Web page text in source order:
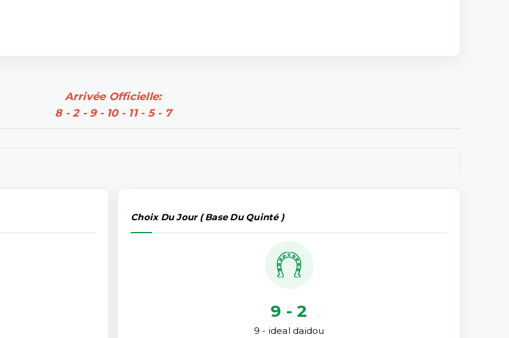
Arrivée Officielle:
8 - 2 - 9 - 10 - 11 - 5 - 7
Choix Du Jour ( Base Du Quinté )
9 - 2
9 - ideal daidou